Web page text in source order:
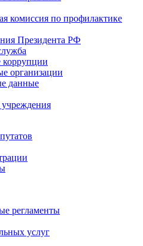
комиссия по профилактике
Президента РФ
коррупции
организации
данные
регламенты
услуг